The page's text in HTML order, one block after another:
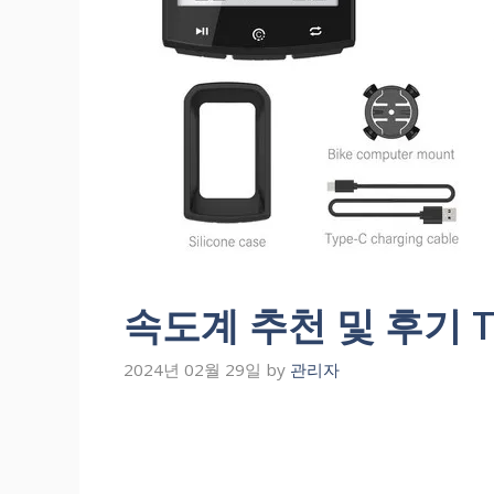
속도계 추천 및 후기
2024년 02월 29일 by 관리자